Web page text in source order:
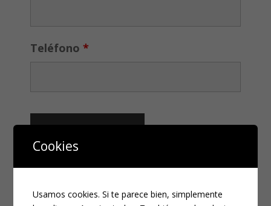
Teléfono *
CATEGORÍAS
Cookies
Usamos cookies. Si te parece bien, simplemente